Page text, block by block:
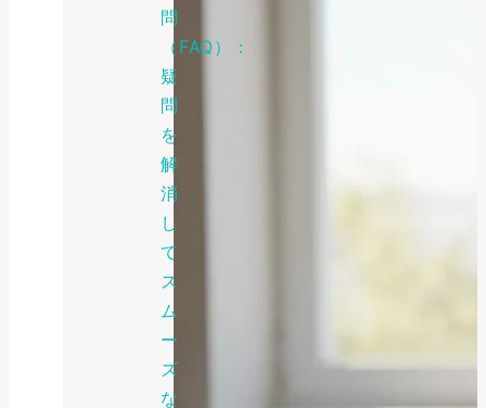
問
（FAQ）：
疑
問
を
解
消
し
て
ス
ム
ー
ズ
な